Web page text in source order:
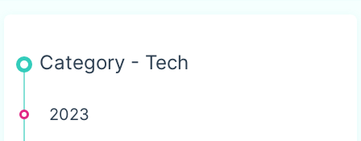
Category - Tech
2023